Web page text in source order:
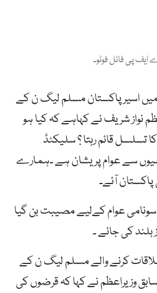
پی فائل فوٹو۔
اسیر پاکستان مسلم لیگ ن کے
نواز شریف نے کہاہے کہ کیا ہو
تسلسل قائم رہتا ؟ سلیکٹڈ
سے عوام پریشان ہے ۔ہمارے
پاکستان آئے۔
سونامی عوام کےلیے مصیبت بن گیا
کی جائے ۔
کرنے والے مسلم لیگ ن کے
وزیراعظم نے کہا کہ قرضوں کی